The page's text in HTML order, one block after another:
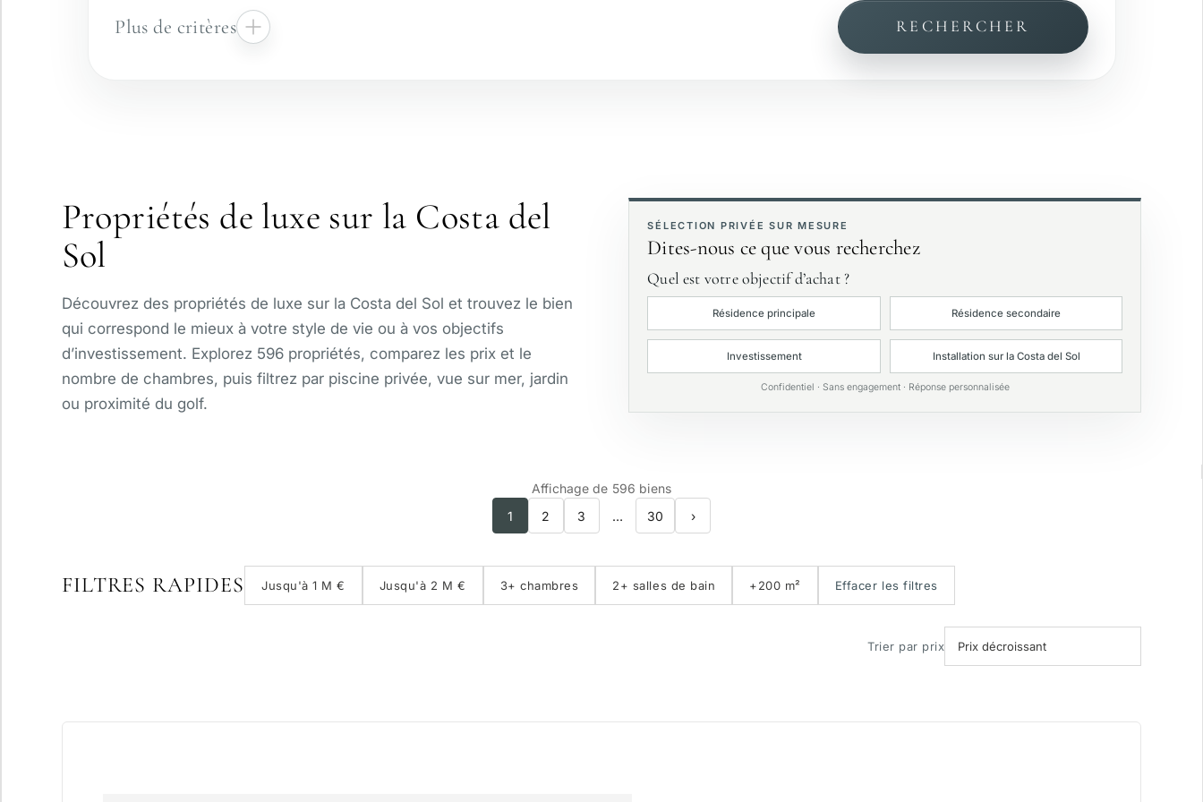
Avec ascenseur Première ligne de golf Exclusivités
Plus de critères RECHERCHER
Propriétés de luxe sur la Costa del
Sol
Découvrez des propriétés de luxe sur la Costa del Sol et trouvez le bien
qui correspond le mieux à votre style de vie ou à vos objectifs
d’investissement. Explorez 596 propriétés, comparez les prix et le
nombre de chambres, puis filtrez par piscine privée, vue sur mer, jardin
ou proximité du golf.
SÉLECTION PRIVÉE SUR MESURE
Dites-nous ce que vous recherchez
Quel est votre objectif d’achat ?
Résidence principale Résidence secondaire
Investissement Installation sur la Costa del Sol
Confidentiel · Sans engagement · Réponse personnalisée
Affichage de 596 biens
1
2 3 … 30 ›
FILTRES RAPIDES Jusqu'à 1 M € Jusqu'à 2 M € 3+ chambres 2+ salles de bain +200 m² Effacer les filtres
Trier par prix